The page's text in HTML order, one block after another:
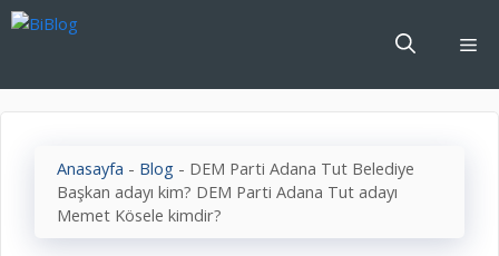
İçeriğe
Anasayfa - Blog - DEM Parti Adana Tut Belediye
Başkan adayı kim? DEM Parti Adana Tut adayı
Memet Kösele kimdir?